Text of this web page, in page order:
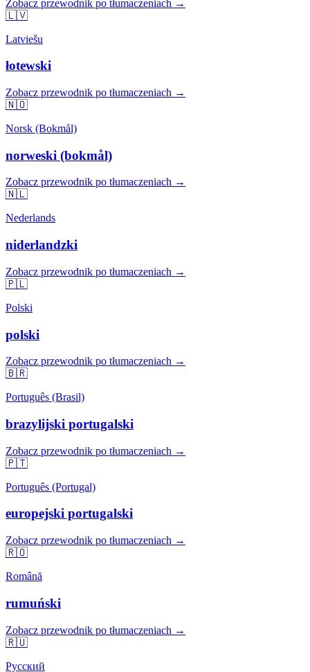
Zobacz przewodnik po tłumaczeniach →
🇱🇻
Latviešu
łotewski
Zobacz przewodnik po tłumaczeniach →
🇳🇴
Norsk (Bokmål)
norweski (bokmål)
Zobacz przewodnik po tłumaczeniach →
🇳🇱
Nederlands
niderlandzki
Zobacz przewodnik po tłumaczeniach →
🇵🇱
Polski
polski
Zobacz przewodnik po tłumaczeniach →
🇧🇷
Português (Brasil)
brazylijski portugalski
Zobacz przewodnik po tłumaczeniach →
🇵🇹
Português (Portugal)
europejski portugalski
Zobacz przewodnik po tłumaczeniach →
🇷🇴
Română
rumuński
Zobacz przewodnik po tłumaczeniach →
🇷🇺
Русский